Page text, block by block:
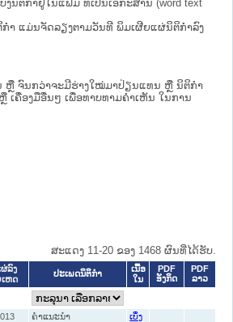
ນິຕິກຳຢູ່ໃນແຟ້ມ ທີ່ເປັນເອກະສານ (word text
ຳ ແມ່ນຈັດລຽງຕາມວັນທີ ພິມເຜີຍແຜ່ນິຕິກຳລົງ
ຫຼື ຈົນກວ່າຈະມີຮ່າງໃໝ່ມາປ່ຽນແທນ ຫຼື ນິຕິກໍາ
ເຄື່ອງມືອື່ນໆ ເພື່ອທາບທາມຄໍາເຫັນ ໃນການ
ສະແດງ 11-20 ຂອງ 1468 ຜົນທີ່ໄດ້ຮັບ.
ລົງ
ຫດ
ປະເພດນິຕິກຳ
ເນື້ອ
ໃນ
PDF
ອັງກິດ
PDF
ລາວ
ຄໍາແນະນໍາ ເບິ່ງ